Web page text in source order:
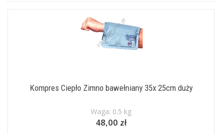
Kompres Ciepło Zimno bawełniany 35x 25cm duży
Waga: 0.5 kg
48,00 zł